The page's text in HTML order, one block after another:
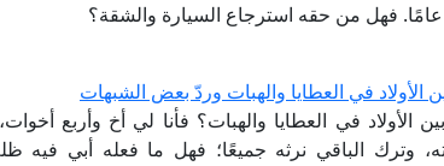
فهل من حقه استرجاع السيارة والشقة؟
الأولاد في العطايا والهبات وردّ بعض الشبهات
الأولاد في العطايا والهبات؟ فأنا لي أخ وأربع
وترك الباقي نرثه جميعًا؛ فهل ما فعله أبي فيه